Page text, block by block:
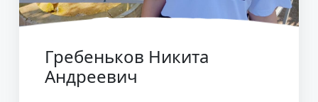
Гребеньков Никита
Андреевич